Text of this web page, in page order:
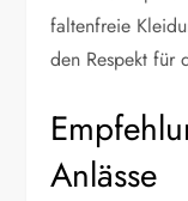
faltenfreie
den Respekt für
Anlässe